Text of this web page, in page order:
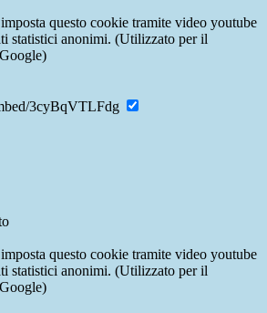
questo cookie tramite video youtube
statistici anonimi. (Utilizzato per il
3cyBqVTLFdg
questo cookie tramite video youtube
statistici anonimi. (Utilizzato per il